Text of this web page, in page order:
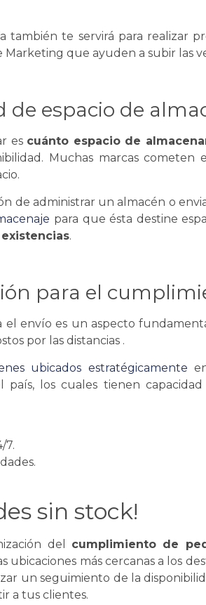
también te servirá para realizar
Marketing que ayuden a subir las
de espacio de
es cuánto espacio de
Muchas marcas cometen
de administrar unalmacén o
para que ésta destine
.
para el
el envío es un aspecto
por las distancias .
ubicados estratégicamente
país, los cuales tienen
7.
sin stock!
del cumplimiento de
más cercanas a los
un seguimiento de la
a tus clientes.